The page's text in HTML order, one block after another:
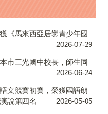
《馬來西亞居鑾青少年國
2026-07-29
市三光國中校長，師生同
2026-06-24
文競賽初賽，榮獲國語朗
說第四名
2026-05-05